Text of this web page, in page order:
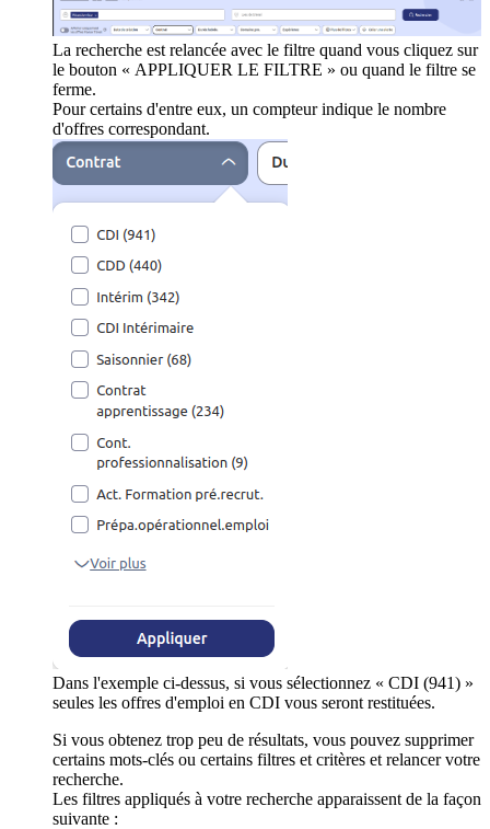
La recherche est relancée avec le filtre quand vous cliquez sur
le bouton « APPLIQUER LE FILTRE » ou quand le filtre se
ferme.
Pour certains d'entre eux, un compteur indique le nombre
d'offres correspondant.
Dans l'exemple ci-dessus, si vous sélectionnez « CDI (941) »
seules les offres d'emploi en CDI vous seront restituées.
Si vous obtenez trop peu de résultats, vous pouvez supprimer
certains mots-clés ou certains filtres et critères et relancer votre
recherche.
Les filtres appliqués à votre recherche apparaissent de la façon
suivante :